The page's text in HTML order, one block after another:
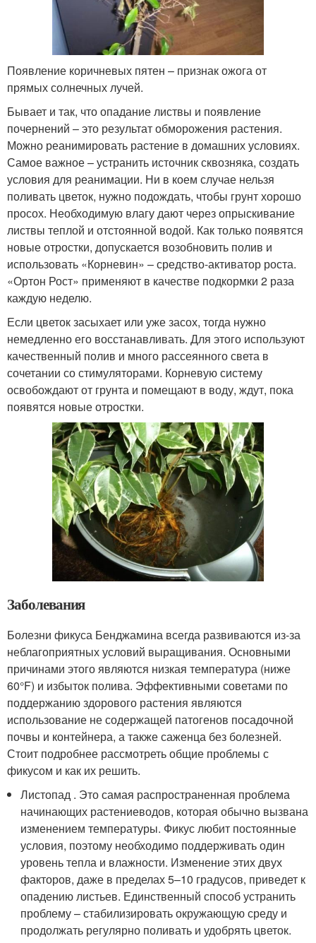
Появление коричневых пятен – признак ожога от
прямых солнечных лучей.
Бывает и так, что опадание листвы и появление
почернений – это результат обморожения растения.
Можно реанимировать растение в домашних условиях.
Самое важное – устранить источник сквозняка, создать
условия для реанимации. Ни в коем случае нельзя
поливать цветок, нужно подождать, чтобы грунт хорошо
просох. Необходимую влагу дают через опрыскивание
листвы теплой и отстоянной водой. Как только появятся
новые отростки, допускается возобновить полив и
использовать «Корневин» – средство-активатор роста.
«Ортон Рост» применяют в качестве подкормки 2 раза
каждую неделю.
Если цветок засыхает или уже засох, тогда нужно
немедленно его восстанавливать. Для этого используют
качественный полив и много рассеянного света в
сочетании со стимуляторами. Корневую систему
освобождают от грунта и помещают в воду, ждут, пока
появятся новые отростки.
Заболевания
Болезни фикуса Бенджамина всегда развиваются из-за
неблагоприятных условий выращивания. Основными
причинами этого являются низкая температура (ниже
60°F) и избыток полива. Эффективными советами по
поддержанию здорового растения являются
использование не содержащей патогенов посадочной
почвы и контейнера, а также саженца без болезней.
Стоит подробнее рассмотреть общие проблемы с
фикусом и как их решить.
Листопад . Это самая распространенная проблема
начинающих растениеводов, которая обычно вызвана
изменением температуры. Фикус любит постоянные
условия, поэтому необходимо поддерживать один
уровень тепла и влажности. Изменение этих двух
факторов, даже в пределах 5–10 градусов, приведет к
опадению листьев. Единственный способ устранить
проблему – стабилизировать окружающую среду и
продолжать регулярно поливать и удобрять цветок.